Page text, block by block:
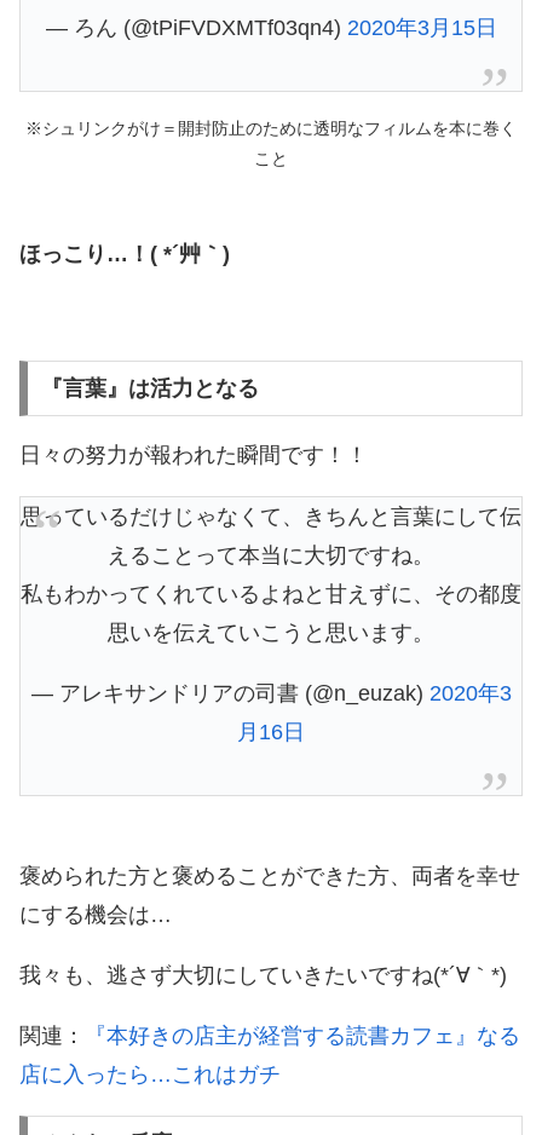
— ろん (@tPiFVDXMTf03qn4) 2020年3月15日
※シュリンクがけ＝開封防止のために透明なフィルムを本に巻く
こと
ほっこり…！( *´艸｀)
『言葉』は活力となる
日々の努力が報われた瞬間です！！
思っているだけじゃなくて、きちんと言葉にして伝
えることって本当に大切ですね。
私もわかってくれているよねと甘えずに、その都度
思いを伝えていこうと思います。
— アレキサンドリアの司書 (@n_euzak) 2020年3
月16日
褒められた方と褒めることができた方、両者を幸せ
にする機会は…
我々も、逃さず大切にしていきたいですね(*´∀｀*)
関連：
『本好きの店主が経営する読書カフェ』なる
店に入ったら…これはガチ